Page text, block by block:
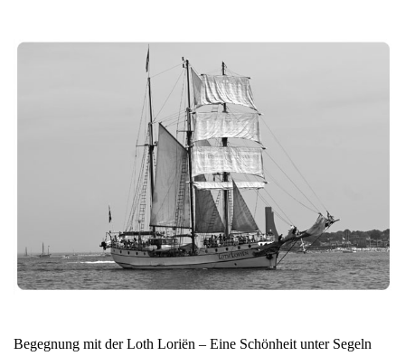
Begegnung mit der Loth Loriën – Eine Schönheit unter Segeln